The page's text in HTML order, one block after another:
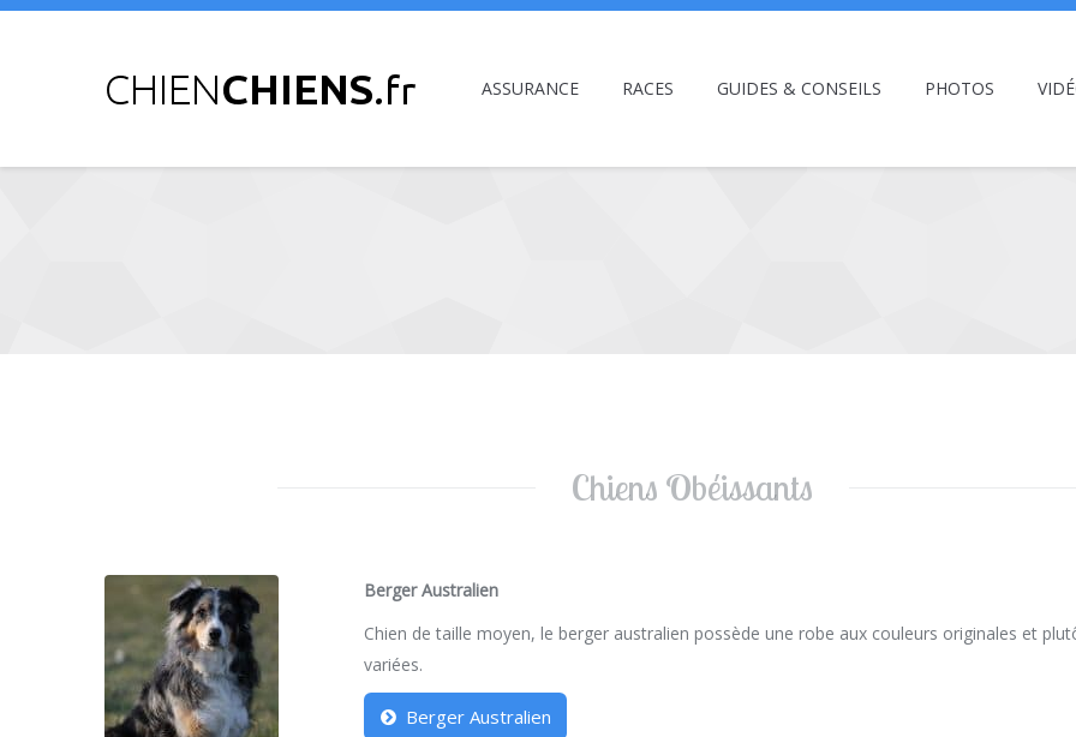
ASSURANCE RACES GUIDES & CONSEILS PHOTOS
Chiens Obéissants
Berger Australien
Chien de taille moyen, le berger australien possède une robe aux couleurs originales et
variées.
Berger Australien